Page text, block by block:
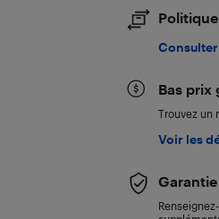
Bas prix
Trouvez un
Voir les